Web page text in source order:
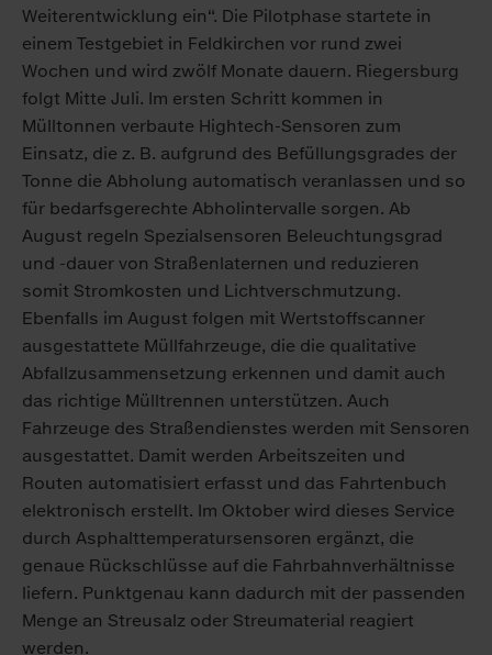
Weiterentwicklung ein“. Die Pilotphase startete in
einem Testgebiet in Feldkirchen vor rund zwei
Wochen und wird zwölf Monate dauern. Riegersburg
folgt Mitte Juli. Im ersten Schritt kommen in
Mülltonnen verbaute Hightech-Sensoren zum
Einsatz, die z. B. aufgrund des Befüllungsgrades der
Tonne die Abholung automatisch veranlassen und so
für bedarfsgerechte Abholintervalle sorgen. Ab
August regeln Spezialsensoren Beleuchtungsgrad
und -dauer von Straßenlaternen und reduzieren
somit Stromkosten und Lichtverschmutzung.
Ebenfalls im August folgen mit Wertstoffscanner
ausgestattete Müllfahrzeuge, die die qualitative
Abfallzusammensetzung erkennen und damit auch
das richtige Mülltrennen unterstützen. Auch
Fahrzeuge des Straßendienstes werden mit Sensoren
ausgestattet. Damit werden Arbeitszeiten und
Routen automatisiert erfasst und das Fahrtenbuch
elektronisch erstellt. Im Oktober wird dieses Service
durch Asphalttemperatursensoren ergänzt, die
genaue Rückschlüsse auf die Fahrbahnverhältnisse
liefern. Punktgenau kann dadurch mit der passenden
Menge an Streusalz oder Streumaterial reagiert
werden.